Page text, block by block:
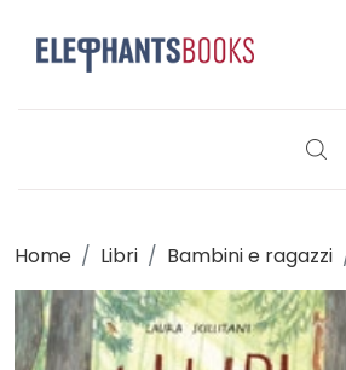
Home Libri Bambini e ragazzi